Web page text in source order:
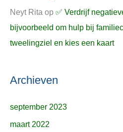
Neyt Rita op ✅ Verdrijf
bijvoorbeeld om hulp bij
tweelingziel en kies een kaart
Archieven
september 2023
maart 2022